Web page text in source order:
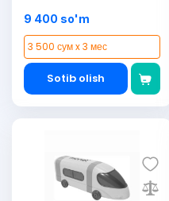
9 400 so'm
3 500 сум x 3 мес
Sotib olish